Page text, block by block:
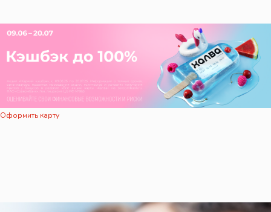
Оформить карту